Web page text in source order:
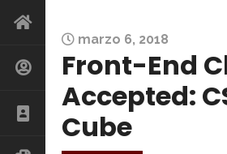
marzo 6, 2018
Front-End
Accepted:
Cube